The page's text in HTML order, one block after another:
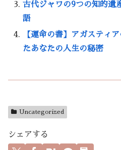
古代ジャワの9つの知的遺
語
【運命の書】アガスティ
たあなたの人生の秘密
Uncategorized
シェアする